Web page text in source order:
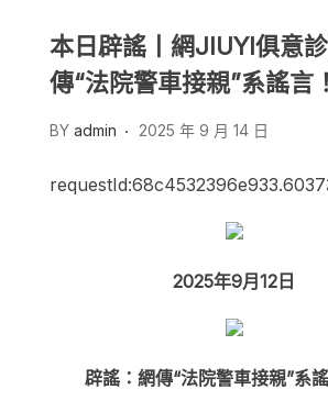
本日辟謠丨網JIUYI俱意
傳“法院警車接親”系謠言！
BY admin 2025 年 9 月 14 日
2025年9月12日
辟謠：網傳“法院警車接親”系謠